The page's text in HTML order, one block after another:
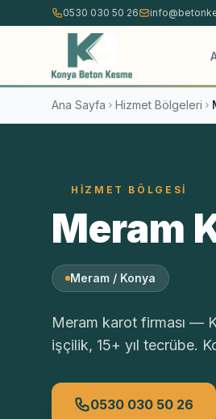
İçeriğe atla0530 030 50 26
Ana Sayfa Hizmet Bölgeleri
HIZMET BÖLGESI
Meram
Meram / Konya
Meram karot firması —
işçilik, 15+ yıl tecrübe.
0530 030 50 26